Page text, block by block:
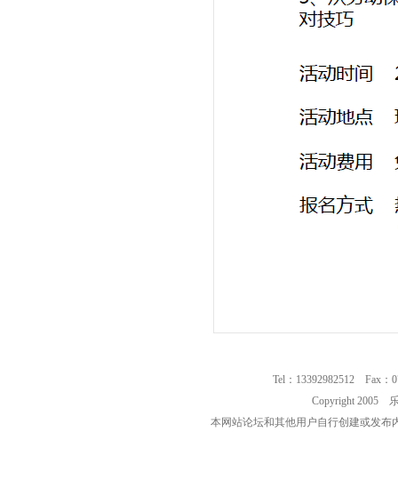
Tel：13392982512 Fax：
Copyright 2005
本网站论坛和其他用户自行创建或发布